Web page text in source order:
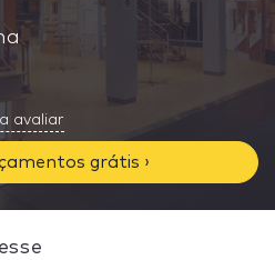
avaliar
grátis ›